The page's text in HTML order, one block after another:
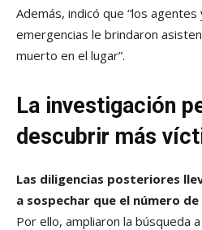
Además, indicó que “los
emergencias le brindaron
muerto en el lugar”.
La investigación
descubrir más
Las diligencias posteriores
a sospechar que el número
Por ello, ampliaron la búsqueda